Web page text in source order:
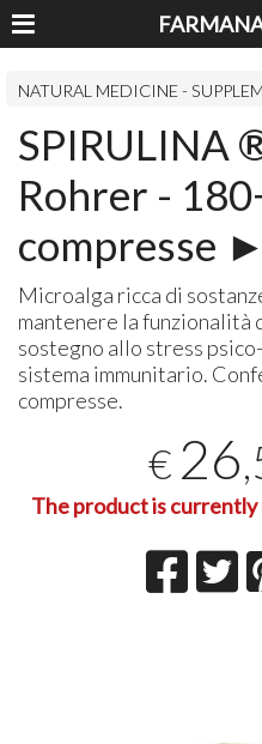
NATURAL MEDICINE -
SPIRULINA
Rohrer -
compresse
Microalga ricca di
mantenere la funzionalità
sostegno allo stress
sistema immunitario.
compresse.
€ 26
The product is